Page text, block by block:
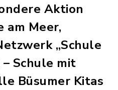
Aktion
am Meer,
„Schule
– Schule mit
Büsumer Kitas